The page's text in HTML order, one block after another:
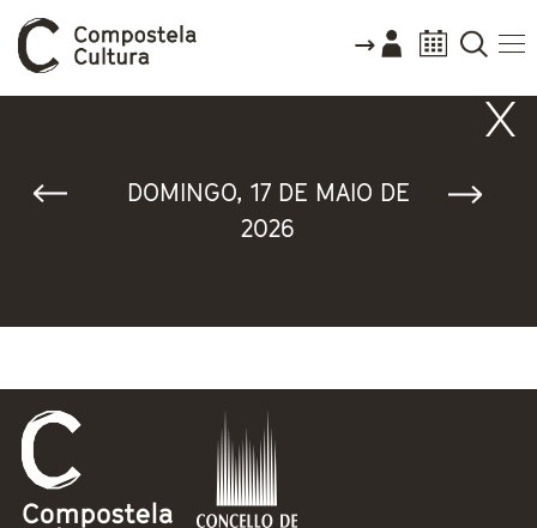
DOMINGO, 17 DE MAIO DE
2026